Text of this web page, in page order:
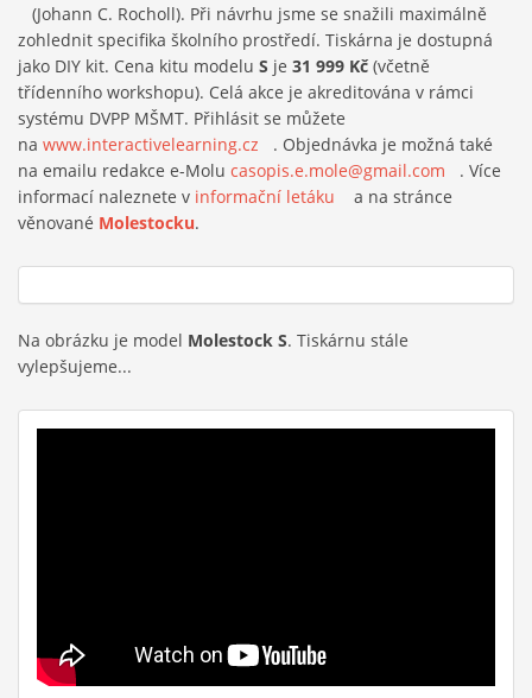
external)
(link is external)
(Johann C. Rocholl). Při návrhu jsme se snažili maximálně
zohlednit specifika školního prostředí. Tiskárna je dostupná
jako DIY kit. Cena kitu modelu S je 31 999 Kč (včetně
třídenního workshopu). Celá akce je akreditována v rámci
systému DVPP MŠMT. Přihlásit se můžete
na www.interactivelearning.cz (link is external)
. Objednávka je možná také
na emailu redakce e-Molu casopis.e.mole@gmail.com (link sends
e-mail)
. Více
informací naleznete v informační letáku (link is external)
a na stránce
věnované Molestocku.
Na obrázku je model Molestock S. Tiskárnu stále
vylepšujeme...